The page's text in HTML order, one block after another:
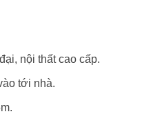
nội thất cao cấp.
tới nhà.